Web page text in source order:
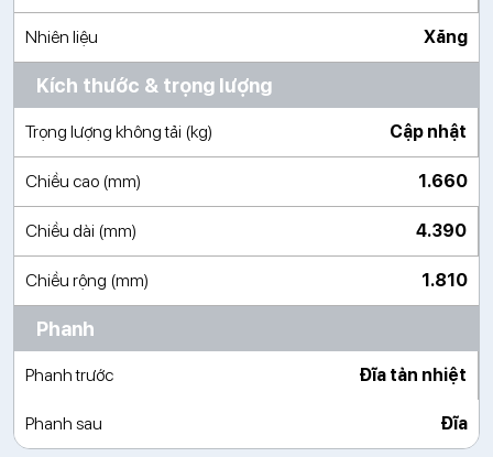
Nhiên liệu Xăng
Kích thước & trọng lượng
Trọng lượng không tải (kg) Cập nhật
Chiều cao (mm) 1.660
Chiều dài (mm) 4.390
Chiều rộng (mm) 1.810
Phanh
Phanh trước Đĩa tản nhiệt
Phanh sau Đĩa